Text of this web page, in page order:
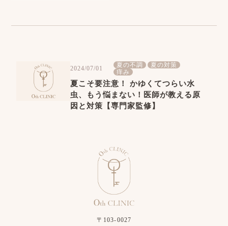
2024/07/01 夏の不調
夏の対策
痒み
夏こそ要注意！ かゆくてつらい水
虫、もう悩まない！医師が教える原
因と対策【専門家監修】
〒103-0027